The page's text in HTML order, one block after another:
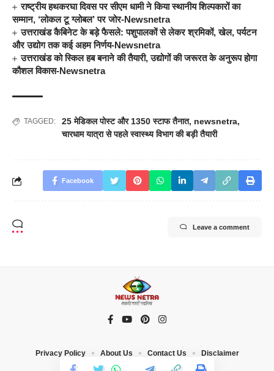
राष्ट्रीय हथकरघा दिवस पर सीएम धामी ने किया स्थानीय शिल्पकारों का
सम्मान, ‘लोकल टू ग्लोबल’ पर जोर-Newsnetra
उत्तराखंड कैबिनेट के बड़े फैसले: पशुपालकों से लेकर श्रमिकों, खेल, पर्यटन
और उद्योग तक कई अहम निर्णय-Newsnetra
उत्तराखंड को स्किल हब बनाने की तैयारी, उद्योगों की जरूरत के अनुरूप होगा
कौशल विकास-Newsnetra
TAGGED: 25 मेडिकल पोस्ट और 1350 स्टाफ तैनात, newsnetra,
चारधाम यात्रा से पहले स्वास्थ्य विभाग की बड़ी तैयारी
Facebook
Leave a comment
Privacy Policy About Us Contact Us Disclaimer